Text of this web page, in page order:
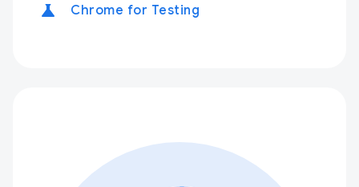
science Chrome for Testing